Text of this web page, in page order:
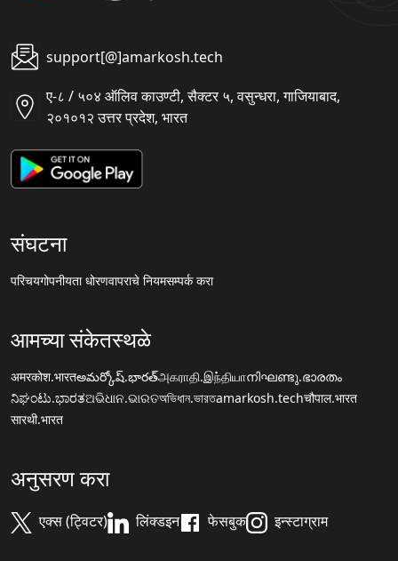
support[@]amarkosh.tech
ए-८ / ५०४ ऑलिव काउण्टी, सैक्टर ५, वसुन्धरा, गाजियाबाद,
२०१०१२ उत्तर प्रदेश, भारत
संघटना
परिचयगोपनीयता धोरणवापराचे नियमसम्पर्क करा
आमच्या संकेतस्थळे
अमरकोश.भारतఅమర్కోష్.భారత్அகராதி.இந்தியாനിഘണ്ടു.ഭാരതം
ನಿಘಂಟು.ಭಾರತଅଭିଧାନ.ଭାରତঅভিধান.ভারতamarkosh.techचौपाल.भारत
सारथी.भारत
अनुसरण करा
एक्स (ट्विटर) लिंक्डइन फेसबुक इन्स्टाग्राम